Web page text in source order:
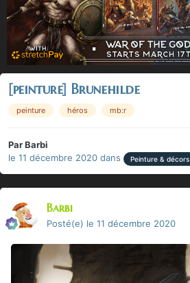
[peinture] Brunehilde
peinture héros mb:r
ParBarbi
le 11 décembre 2020 dans Peinture & décors
Barbi
Posté(e) le 11 décembre 2020